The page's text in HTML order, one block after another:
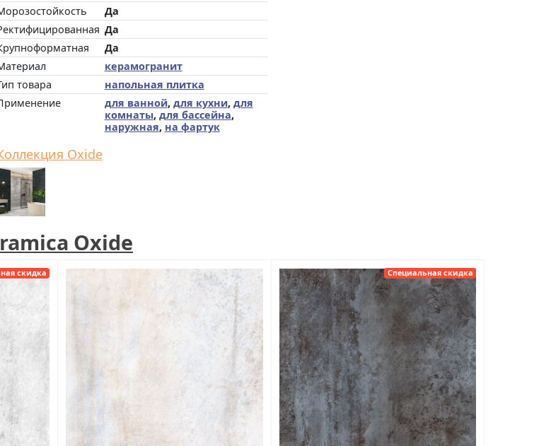
Да
Да
Да
керамогранит
товара
напольная плитка
для ванной, для кухни, для
комнаты, для бассейна,
наружная, на фартук
Oxide
Oxide
скидка Специальная скидка